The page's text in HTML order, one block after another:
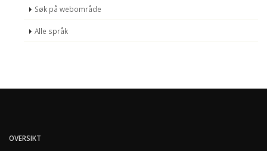
Søk på webområde
Alle språk
OVERSIKT